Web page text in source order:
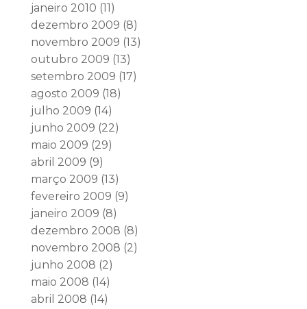
janeiro 2010 (11)
dezembro 2009 (8)
novembro 2009 (13)
outubro 2009 (13)
setembro 2009 (17)
agosto 2009 (18)
julho 2009 (14)
junho 2009 (22)
maio 2009 (29)
abril 2009 (9)
março 2009 (13)
fevereiro 2009 (9)
janeiro 2009 (8)
dezembro 2008 (8)
novembro 2008 (2)
junho 2008 (2)
maio 2008 (14)
abril 2008 (14)